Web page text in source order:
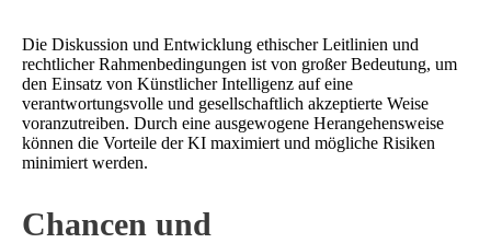
Die Diskussion und Entwicklung ethischer Leitlinien und
rechtlicher Rahmenbedingungen ist von großer Bedeutung, um
den Einsatz von Künstlicher Intelligenz auf eine
verantwortungsvolle und gesellschaftlich akzeptierte Weise
voranzutreiben. Durch eine ausgewogene Herangehensweise
können die Vorteile der KI maximiert und mögliche Risiken
minimiert werden.
Chancen und